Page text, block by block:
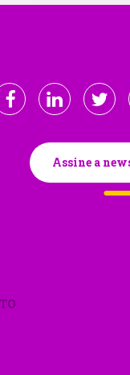
Assine a